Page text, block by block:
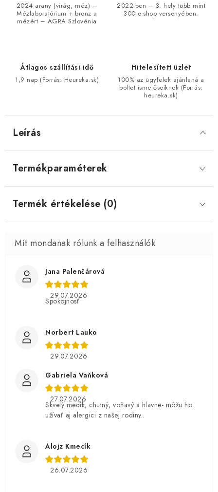
2024 arany (virág, méz) –
Mézlaboratórium + bronz a
mézért – AGRA Szlovénia
2022-ben – 3. hely több mint
300 e-shop versenyében.
Átlagos szállítási idő
1,9 nap (Forrás: Heureka.sk)
Hitelesített üzlet
100% az ügyfelek ajánlaná a
boltot ismerőseiknek (Forrás:
heureka.sk)
Leírás
Termékparaméterek
Termék értékelése (0)
Jana Palenčárová
29.07.2026
Spokojnosť
Norbert Lauko
29.07.2026
Gabriela Vaňková
27.07.2026
Skvelý medík, chutný, voňavý a hlavne- môžu ho
užívať aj alergici z našej rodiny..
Alojz Kmecík
26.07.2026